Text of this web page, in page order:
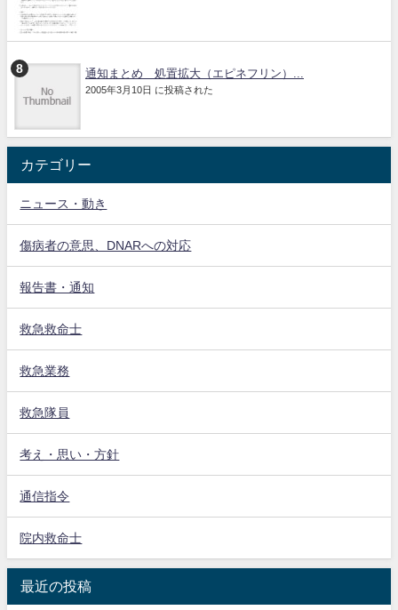
通知まとめ 処置拡大（エピネフリン）...
2005年3月10日 に投稿された
カテゴリー
ニュース・動き
傷病者の意思、DNARへの対応
報告書・通知
救急救命士
救急業務
救急隊員
考え・思い・方針
通信指令
院内救命士
最近の投稿